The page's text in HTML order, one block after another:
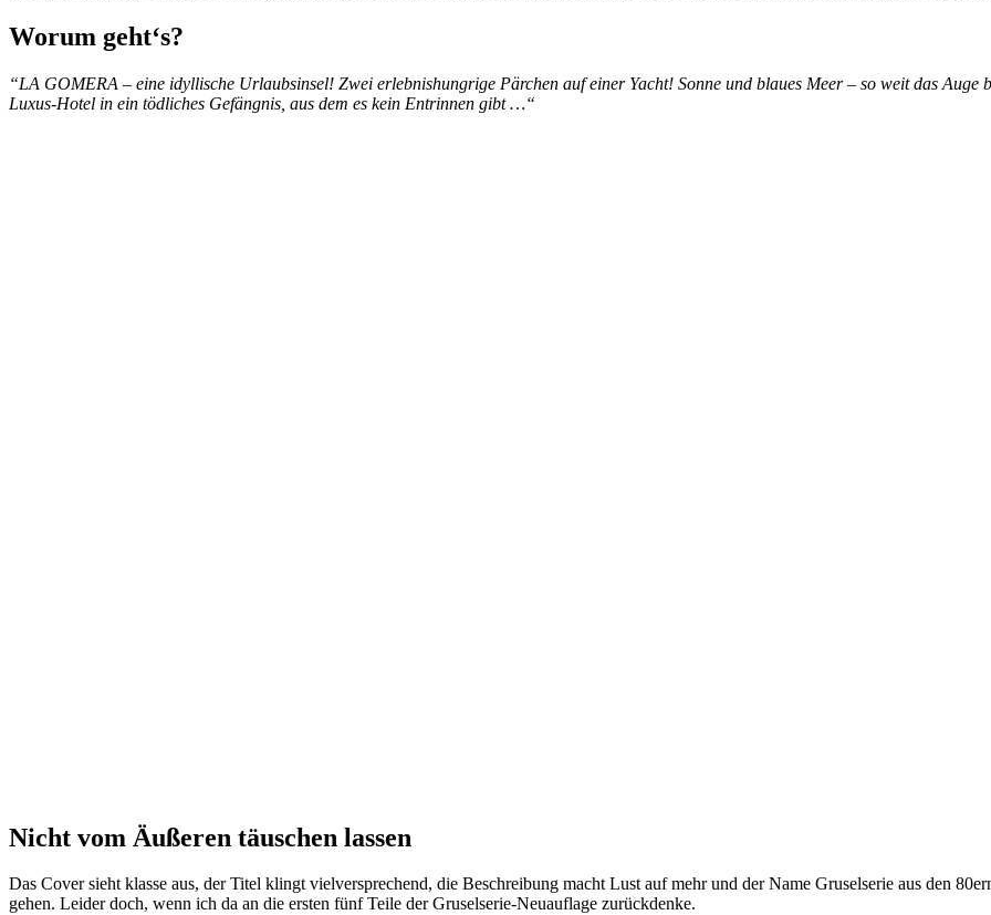
Worum geht‘s?
“LA GOMERA – eine idyllische Urlaubsinsel! Zwei erlebnishungrige Pärchen auf einer Yacht! Sonne und blaues Meer – so weit das
Luxus-Hotel in ein tödliches Gefängnis, aus dem es kein Entrinnen gibt …“
Nicht vom Äußeren täuschen lassen
Das Cover sieht klasse aus, der Titel klingt vielversprechend, die Beschreibung macht Lust auf mehr und der Name Gruselserie aus den
gehen. Leider doch, wenn ich da an die ersten fünf Teile der Gruselserie-Neuauflage zurückdenke.